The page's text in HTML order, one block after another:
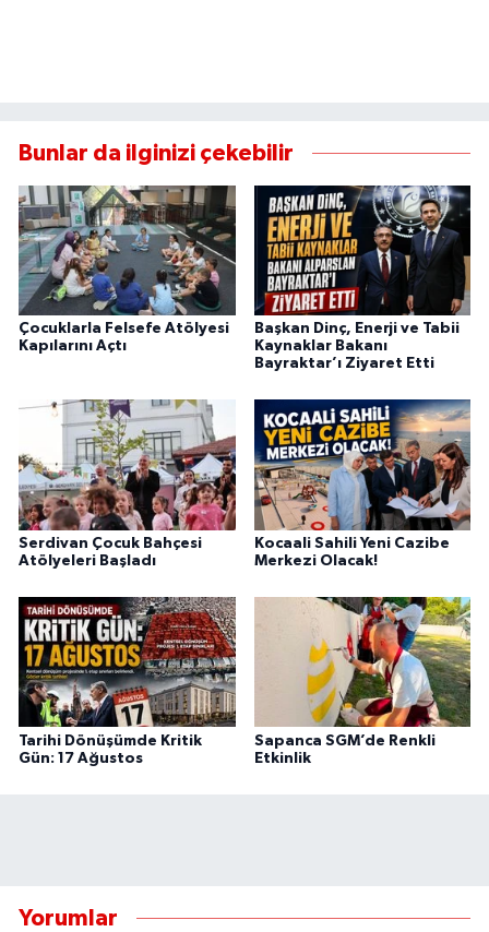
Bunlar da ilginizi çekebilir
Çocuklarla Felsefe Atölyesi
Kapılarını Açtı
Başkan Dinç, Enerji ve Tabii
Kaynaklar Bakanı
Bayraktar’ı Ziyaret Etti
Serdivan Çocuk Bahçesi
Atölyeleri Başladı
Kocaali Sahili Yeni Cazibe
Merkezi Olacak!
Tarihi Dönüşümde Kritik
Gün: 17 Ağustos
Sapanca SGM’de Renkli
Etkinlik
Yorumlar